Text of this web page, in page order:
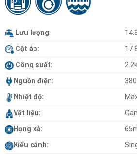
Lưu lượng:
Cột áp:
Công suất:
Nguồn điện:
Nhiệt độ:
Vật liệu:
Họng xả:
Kiểu cánh: